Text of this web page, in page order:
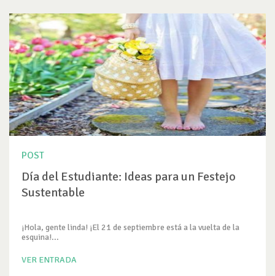
POST
Día del Estudiante: Ideas para un Festejo
Sustentable
¡Hola, gente linda! ¡El 21 de septiembre está a la vuelta de la
esquina!...
VER ENTRADA